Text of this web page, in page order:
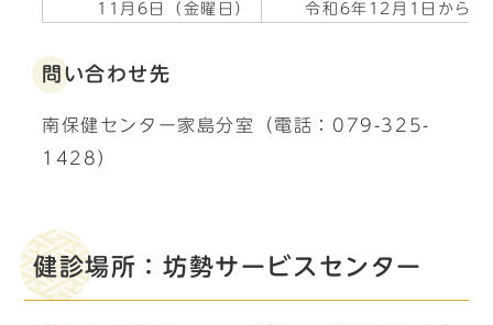
11月6日（金曜日） 令和6年12月1日から
問い合わせ先
南保健センター家島分室（電話：079-325-
1428）
健診場所：坊勢サービスセンター